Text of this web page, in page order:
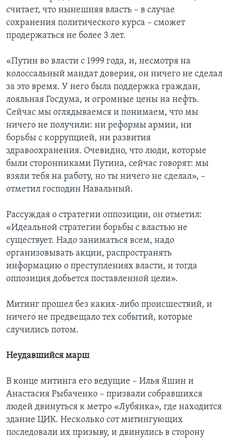
считает, что нынешняя власть – в случае
сохранения политического курса – сможет
продержаться не более 3 лет.
«Путин во власти с 1999 года, и, несмотря на
колоссальный мандат доверия, он ничего не сделал
за это время. У него была поддержка граждан,
лояльная Госдума, и огромные цены на нефть.
Сейчас мы оглядываемся и понимаем, что мы
ничего не получили: ни реформы армии, ни
борьбы с коррупцией, ни развития
здравоохранения. Очевидно, что люди, которые
были сторонниками Путина, сейчас говорят: мы
взяли тебя на работу, но ты ничего не сделал», –
отметил господин Навальный.
Рассуждая о стратегии оппозиции, он отметил:
«Идеальной стратегии борьбы с властью не
существует. Надо заниматься всем, надо
организовывать акции, распространять
информацию о преступлениях власти, и тогда
оппозиция добьется поставленной цели».
Митинг прошел без каких-либо происшествий, и
ничего не предвещало тех событий, которые
случились потом.
Неудавшийся марш
В конце митинга его ведущие – Илья Яшин и
Анастасия Рыбаченко – призвали собравшихся
людей двинуться к метро «Лубянка», где находится
здание ЦИК. Несколько сот митингующих
последовали их призыву, и двинулись в сторону